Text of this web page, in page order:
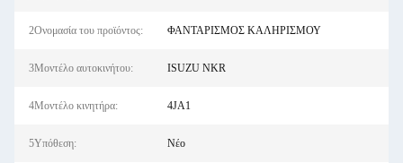
2Ονομασία του προϊόντος: ΦΑΝΤΑΡΙΣΜΟΣ ΚΑΛΗΡΙΣΜΟΥ
3Μοντέλο αυτοκινήτου: ISUZU NKR
4Μοντέλο κινητήρα: 4JA1
5Υπόθεση: Νέο